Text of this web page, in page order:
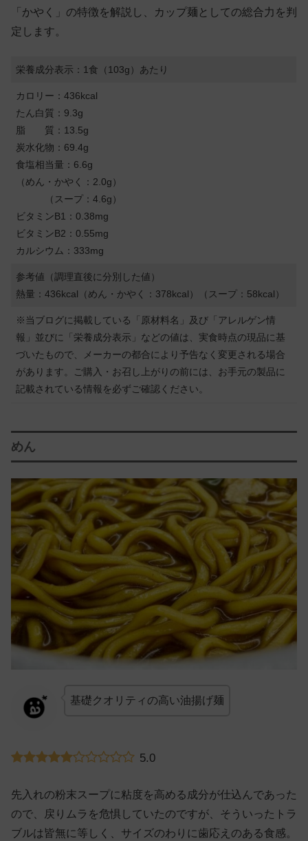
「かやく」の特徴を解説し、カップ麺としての総合力を判
定します。
栄養成分表示：1食（103g）あたり
カロリー：436kcal
たん白質：9.3g
脂 質：13.5g
炭水化物：69.4g
食塩相当量：6.6g
（めん・かやく：2.0g）
（スープ：4.6g）
ビタミンB1：0.38mg
ビタミンB2：0.55mg
カルシウム：333mg
参考値（調理直後に分別した値）
熱量：436kcal（めん・かやく：378kcal）（スープ：58kcal）
※当ブログに掲載している「原材料名」及び「アレルゲン情
報」並びに「栄養成分表示」などの値は、実食時点の現品に基
づいたもので、メーカーの都合により予告なく変更される場合
があります。ご購入・お召し上がりの前には、お手元の製品に
記載されている情報を必ずご確認ください。
めん
基礎クオリティの高い油揚げ麺
5.0
先入れの粉末スープに粘度を高める成分が仕込んであった
ので、戻りムラを危惧していたのですが、そういったトラ
ブルは皆無に等しく、サイズのわりに歯応えのある食感。